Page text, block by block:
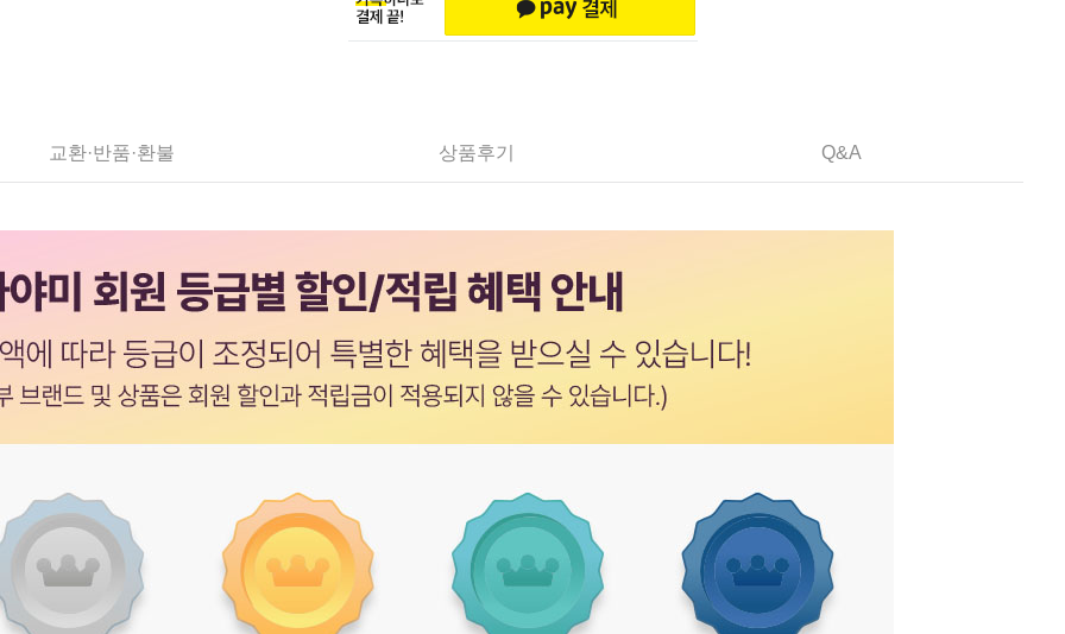
교환·반품·환불 상품후기 Q&A